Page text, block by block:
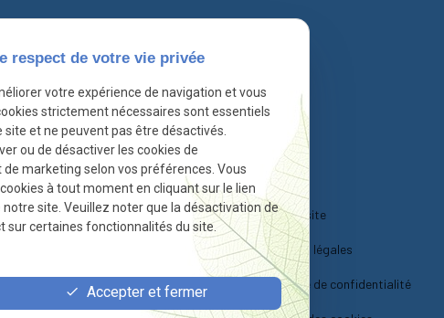
Informations
Accueil
Actualités
Contact
Plan du site
Mentions légales
Politique de confidentialité
respect de votre vie privée
votre expérience de navigation et vous
strictement nécessaires sont essentiels
et ne peuvent pas être désactivés.
ou de désactiver les cookies de
marketing selon vos préférences. Vous
à tout moment en cliquant sur le lien
site. Veuillez noter que la désactivation de
sur certaines fonctionnalités du site.
Accepter et fermer